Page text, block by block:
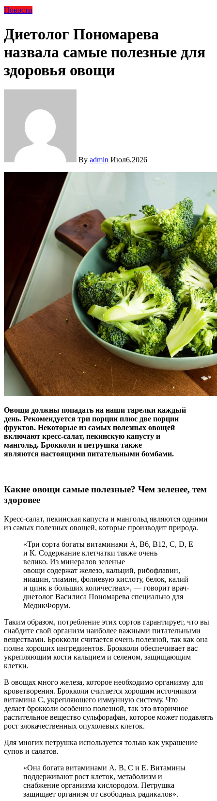
Новости
Диетолог Пономарева
назвала самые полезные для
здоровья овощи
By admin Июл6,2026
Овощи должны попадать на наши тарелки каждый
день. Рекомендуется три порции плюс две порции
фруктов. Некоторые из самых полезных овощей
включают кресс-салат, пекинскую капусту и
мангольд. Брокколи и петрушка также
являются настоящими питательными бомбами.
Какие овощи самые полезные? Чем зеленее, тем
здоровее
Кресс-салат, пекинская капуста и мангольд являются одними
из самых полезных овощей, которые производит природа.
«Три сорта богаты витаминами А, В6, В12, С, D, Е
и К. Содержание клетчатки также очень
велико. Из минералов зеленые
овощи содержат железо, кальций, рибофлавин,
ниацин, тиамин, фолиевую кислоту, белок, калий
и цинк в больших количествах», — говорит врач-
диетолог Василиса Пономарева специально для
МедикФорум.
Таким образом, потребление этих сортов гарантирует, что вы
снабдите свой организм наиболее важными питательными
веществами. Брокколи считается очень полезной, так как она
полна хороших ингредиентов. Брокколи обеспечивает вас
укрепляющим кости кальцием и селеном, защищающим
клетки.
В овощах много железа, которое необходимо организму для
кроветворения. Брокколи считается хорошим источником
витамина С, укрепляющего иммунную систему. Что
делает брокколи особенно полезной, так это вторичное
растительное вещество сульфорафан, которое может подавлять
рост злокачественных опухолевых клеток.
Для многих петрушка используется только как украшение
супов и салатов.
«Она богата витаминами А, В, С и Е. Витамины
поддерживают рост клеток, метаболизм и
снабжение организма кислородом. Петрушка
защищает организм от свободных радикалов».